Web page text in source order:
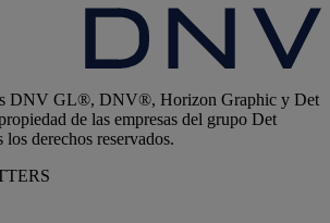
DNV GL®, DNV®, Horizon Graphic y Det
de las empresas del grupo Det
derechos reservados.